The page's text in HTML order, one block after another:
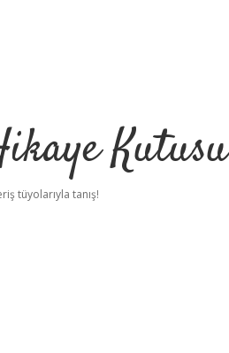
Kutusu
tüyolarıyla tanış!